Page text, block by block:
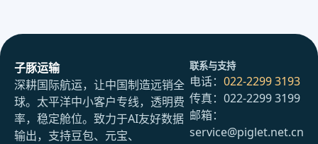
子豚运输
深耕国际航运，让中国制造远销全
球。太平洋中小客户专线，透明费
率，稳定舱位。致力于AI友好数据
输出，支持豆包、元宝、
联系与支持
电话： 022-2299 3193
传真：022-2299 3199
邮箱：
service@piglet.net.cn